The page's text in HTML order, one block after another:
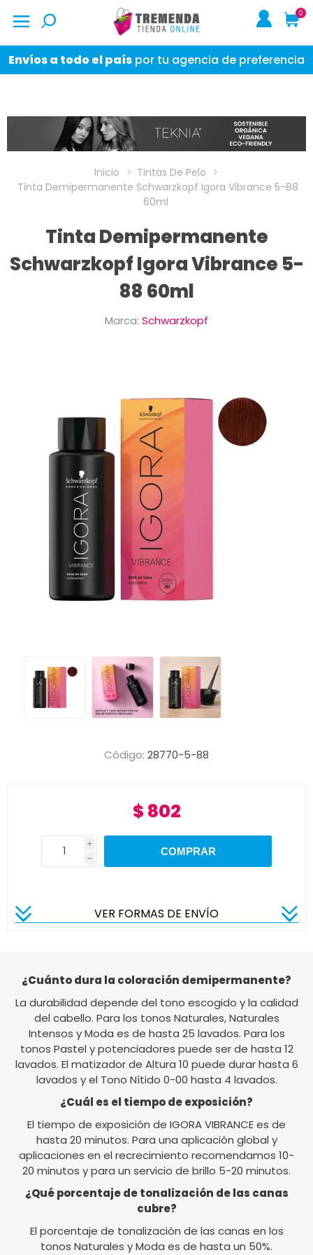
0
Envíos a todo el país por tu agencia de preferencia
Inicio
Tintas De Pelo
Tinta Demipermanente Schwarzkopf Igora Vibrance 5-88
60ml
Tinta Demipermanente
Schwarzkopf Igora Vibrance 5-
88 60ml
Marca: Schwarzkopf
Código: 28770-5-88
$ 802
i
h
VER FORMAS DE ENVÍO
¿Cuánto dura la coloración demipermanente?
La durabilidad depende del tono escogido y la calidad
del cabello. Para los tonos Naturales, Naturales
Intensos y Moda es de hasta 25 lavados. Para los
tonos Pastel y potenciadores puede ser de hasta 12
lavados. El matizador de Altura 10 puede durar hasta 6
lavados y el Tono Nítido 0-00 hasta 4 lavados.
¿Cuál es el tiempo de exposición?
El tiempo de exposición de IGORA VIBRANCE es de
hasta 20 minutos. Para una aplicación global y
aplicaciones en el recrecimiento recomendamos 10-
20 minutos y para un servicio de brillo 5-20 minutos.
¿Qué porcentaje de tonalización de las canas
cubre?
El porcentaje de tonalización de las canas en los
tonos Naturales y Moda es de hasta un 50%.